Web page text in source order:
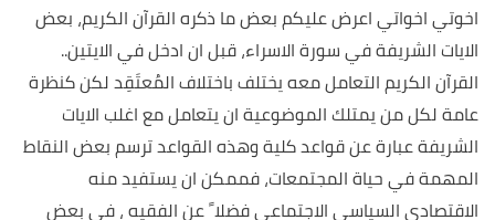
اخوتي اخواتي اعرض عليكم بعض ما ذكره القرآن الكريم، بعض
الايات الشريفة في سورة الاسراء، قبل ان ادخل في الايتين..
القرآن الكريم التعامل معه يختلف باختلاف المُعتَقِد لكن كنظرة
عامة لكل من يمتلك الموضوعية ان يتعامل مع اغلب الايات
الشريفة عبارة عن قواعد كلية وهذه القواعد ترسم بعض النقاط
المهمة في حياة المجتمعات، فممكن ان يستفيد منه
الاقتصادي السياسي الاجتماعي فضلا ً عن الفقيه ، في بعض